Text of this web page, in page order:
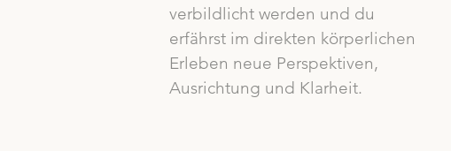
verbildlicht werden und du
erfährst im direkten körperlichen
Erleben neue Perspektiven,
Ausrichtung und Klarheit.